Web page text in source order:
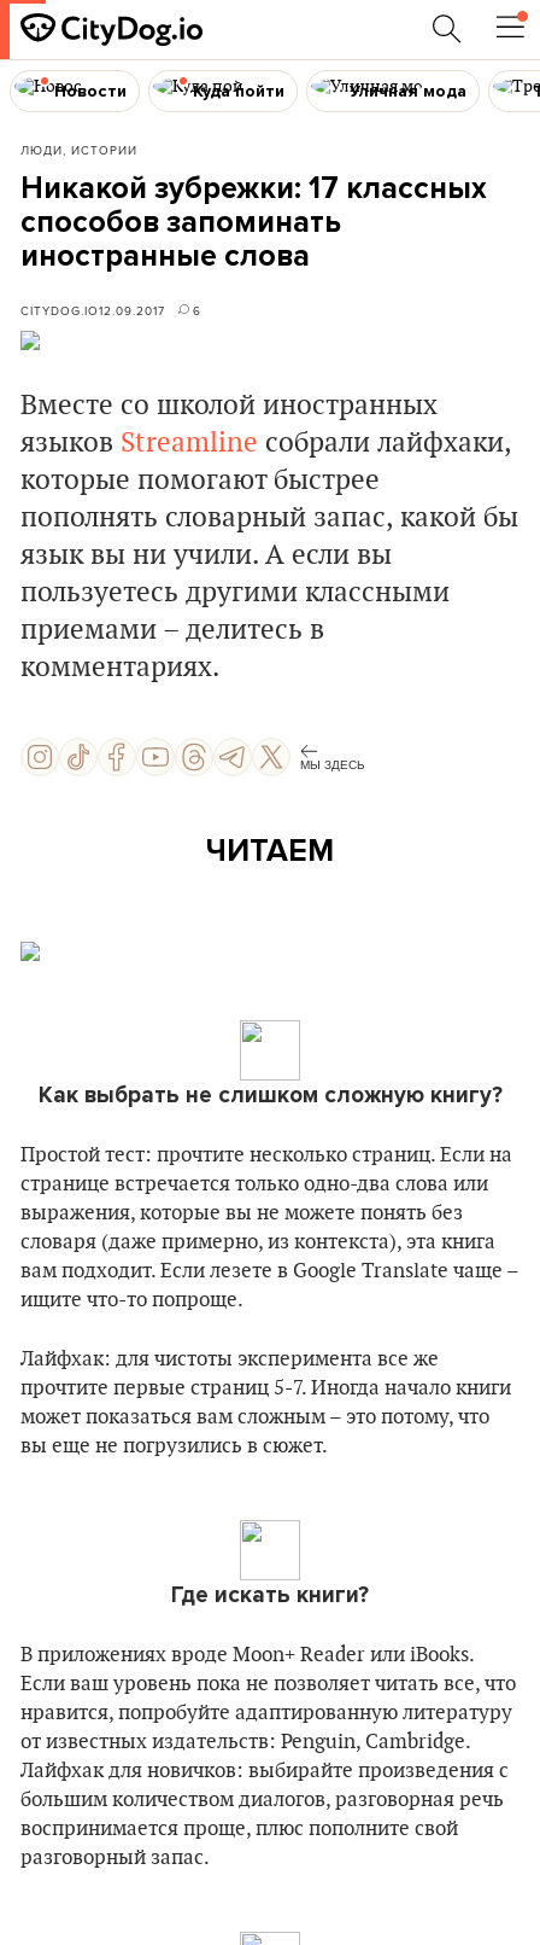
Новости Куда пойти Уличная мода
ЛЮДИ, ИСТОРИИ
Никакой зубрежки: 17 классных
способов запоминать
иностранные слова
CITYDOG.IO12.09.2017 6
Вместе со школой иностранных
языков Streamline собрали лайфхаки,
которые помогают быстрее
пополнять словарный запас, какой бы
язык вы ни учили. А если вы
пользуетесь другими классными
приемами – делитесь в
комментариях.
МЫ ЗДЕСЬ
ЧИТАЕМ
Как выбрать не слишком сложную книгу?
Простой тест: прочтите несколько страниц. Если на
странице встречается только одно-два слова или
выражения, которые вы не можете понять без
словаря (даже примерно, из контекста), эта книга
вам подходит. Если лезете в Google Translate чаще –
ищите что-то попроще.
Лайфхак: для чистоты эксперимента все же
прочтите первые страниц 5-7. Иногда начало книги
может показаться вам сложным – это потому, что
вы еще не погрузились в сюжет.
Где искать книги?
В приложениях вроде Moon+ Reader или iBooks.
Если ваш уровень пока не позволяет читать все, что
нравится, попробуйте адаптированную литературу
от известных издательств: Penguin, Cambridge.
Лайфхак для новичков: выбирайте произведения с
большим количеством диалогов, разговорная речь
воспринимается проще, плюс пополните свой
разговорный запас.